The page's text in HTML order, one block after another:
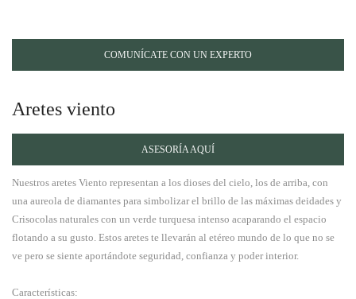
COMUNÍCATE CON UN EXPERTO
Aretes viento
ASESORÍA AQUÍ
Nuestros aretes Viento representan a los dioses del cielo, los de arriba, con
una aureola de diamantes para simbolizar el brillo de las máximas deidades y
Crisocolas naturales con un verde turquesa intenso acaparando el espacio
flotando a su gusto. Estos aretes te llevarán al etéreo mundo de lo que no se
ve pero se siente aportándote seguridad, confianza y poder interior.
Características: